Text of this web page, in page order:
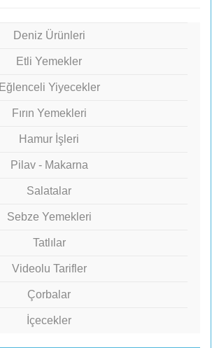
Deniz Ürünleri
Etli Yemekler
Eğlenceli Yiyecekler
Fırın Yemekleri
Hamur İşleri
Pilav - Makarna
Salatalar
Sebze Yemekleri
Tatlılar
Videolu Tarifler
Çorbalar
İçecekler